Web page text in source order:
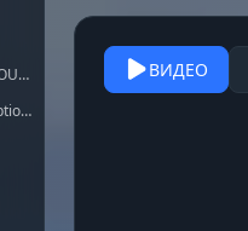
PUBG: BATTLEGROUNDS
Red Dead Redemption 2
ВИДЕО